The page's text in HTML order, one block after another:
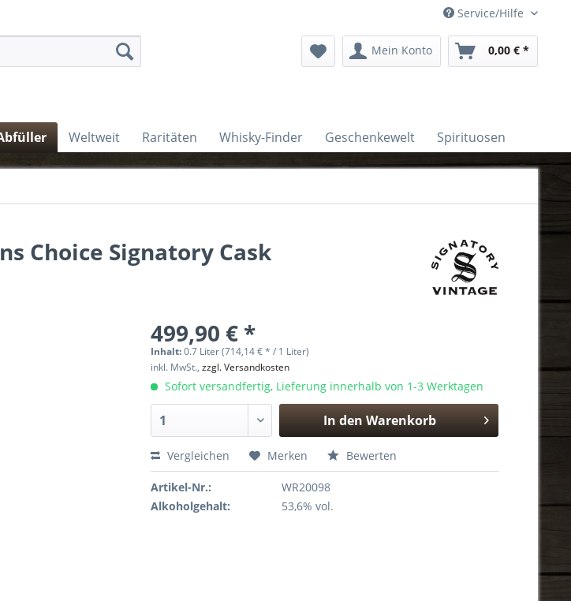
Service/Hilfe
Mein Konto 0,00 € *
Weltweit Raritäten Whisky-Finder Geschenkewelt Spirituosen
Choice Signatory Cask
499,90 € *
Inhalt:0.7 Liter (714,14 € * / 1 Liter)
inkl. MwSt.,zzgl. Versandkosten
Sofort versandfertig, Lieferung innerhalb von 1-3 Werktagen
In den Warenkorb
Hinzugefügt
Vergleichen Merken Bewerten
Artikel-Nr.:
WR20098
Alkoholgehalt:
53,6% vol.